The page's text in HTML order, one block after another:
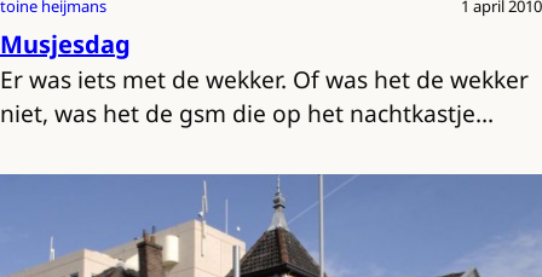
toine heijmans 1 april 2010
Musjesdag
Er was iets met de wekker. Of was het de wekker
niet, was het de gsm die op het nachtkastje…